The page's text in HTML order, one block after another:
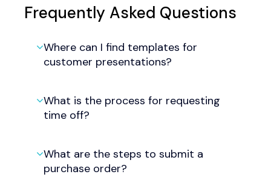
Frequently Asked Questions
Where can I find templates for
customer presentations?
What is the process for requesting
time off?
What are the steps to submit a
purchase order?